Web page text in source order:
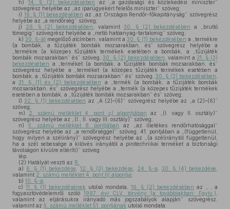
h)
14. § (2) bekezdésében
az „a gazdasági és közlekedési miniszter”
szövegrész helyébe az „az iparügyekért felelős miniszter” szöveg;
i) 16. § (1) bekezdésében az „az Országos Rendőr-főkapitányság” szövegrész
helyébe az „a rendőrség” szöveg;
j)
26. § (2) bekezdésében , valamint 30. § (2) bekezdésében
a „bruttó
tömegig” szövegrész helyébe a „nettó hatóanyag-tartalomig” szöveg;
k) 30. §-át megelőző alcímben, valamint a 30. § (1) bekezdésében a „termékre
(a bombák, a tűzijáték bombák mozsarakban, és” szövegrész helyébe a
„termékre (a közepes tűzijáték termékek esetében a bombák, a „tűzijáték
bombák mozsarakban” és” szöveg, 30. § (2) bekezdésében , valamint a 31. § (3)
bekezdésében a „terméket (a bombák, a tűzijáték bombák mozsarakban, és”
szövegrész helyébe a „terméket (a közepes tűzijáték termékek esetében a
bombák, a „tűzijáték bombák mozsarakban” és” szöveg, 30. § (3) bekezdésében
a31. § (1) és (2) bekezdésében
a „termék (a bombák, a tűzijáték bombák
mozsarakban, és” szövegrész helyébe a „termék (a közepes tűzijáték termékek
esetében a bombák, a „tűzijáték bombák mozsarakban” és” szöveg;
l) 32. § (1) bekezdésében az „A (2)–(6)” szövegrész helyébe az „a (2)–(6)”
szöveg;
m)
2. számú melléklet 4. pont c) alpontjában az „(I. vagy II. osztály)”
szövegrész helyébe az „(I., II. vagy III. osztály)” szöveg;
n)
5. számú melléklet 8. pontjában
az „az illetékes rendőrhatósággal”
szövegrész helyébe az „a rendőrséggel” szöveg, 41. pontjában a „(függetlenül,
hogy milyen a szélirány)” szövegrész helyébe az „(a széliránytól függetlenül,
ha a szél sebessége a kilövés irányától a pirotechnikai terméket a biztonsági
távolságon kívülre eltéríti)” szöveg
lép.
(2) Hatályát veszti az R.
a) 6. § (1) bekezdése 12. § (3) bekezdése 24. §-a 30. § (4) bekezdése
valamint 2. számú melléklet 4. pont h) alpontja;
b) 10. §-a;
c) 11. § (1) bekezdésének utolsó mondata, 16. § (2) bekezdésében az „ , a
fogyasztóvédelemről szóló 1997. évi CLV. törvény (a továbbiakban: Fgytv.)
valamint az eljárásukra irányadó más jogszabályok alapján” szövegrész,
valamint az 5. számú melléklet 51. pontjának utolsó mondata.